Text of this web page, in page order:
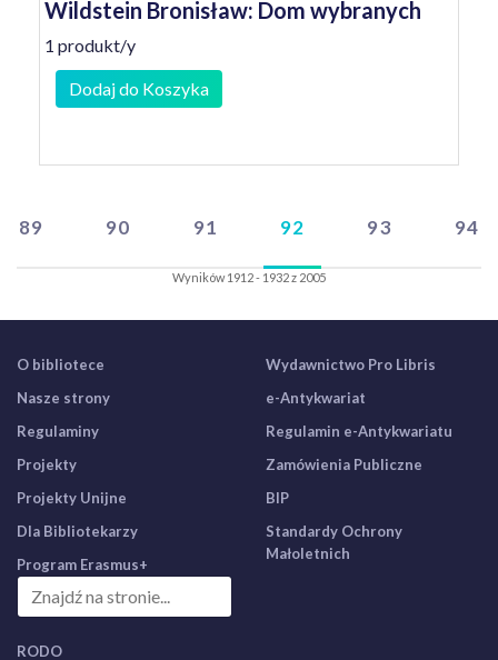
Wildstein Bronisław: Dom wybranych
1 produkt/y
Dodaj do Koszyka
89 90 91 92 93 94
Wyników 1912 - 1932 z 2005
O bibliotece
Nasze strony
Regulaminy
Projekty
Projekty Unijne
Dla Bibliotekarzy
Program Erasmus+
Wydawnictwo Pro Libris
e-Antykwariat
Regulamin e-Antykwariatu
Zamówienia Publiczne
BIP
Standardy Ochrony
Małoletnich
RODO